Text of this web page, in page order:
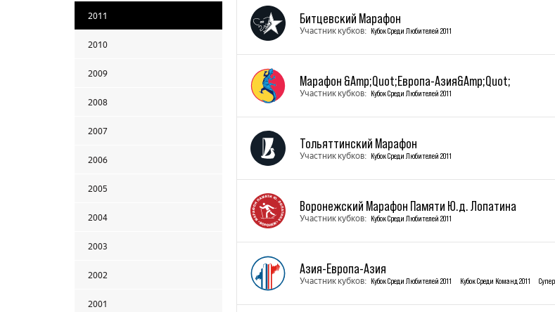
2011
2010
2009
2008
2007
2006
2005
2004
2003
2002
2001
Битцевский Марафон
Участник кубков: Кубок Среди Любителей 2011
Марафон &Amp;Quot;Европа-Азия&Amp;Quot;
Участник кубков: Кубок Среди Любителей 2011
Тольяттинский Марафон
Участник кубков: Кубок Среди Любителей 2011
Воронежский Марафон Памяти Ю.д. Лопатина
Участник кубков: Кубок Среди Любителей 2011
Азия-Европа-Азия
Участник кубков: Кубок Среди Любителей 2011 Кубок Среди Команд 2011